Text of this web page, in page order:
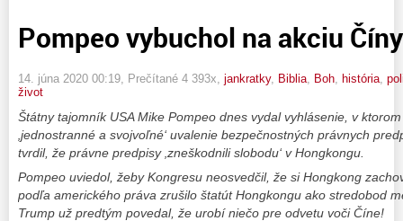
Pompeo vybuchol na akciu
14. júna 2020 00:19 , Prečítané 4 393x, jankratky, Biblia Boh história
život
Štátny tajomník USA Mike Pompeo dnes vydal vyhlásenie, v
‚jednostranné a svojvoľné‘ uvalenie bezpečnostných právnych
tvrdil, že právne predpisy ‚zneškodnili slobodu‘ v Hongkongu.
Pompeo uviedol, žeby Kongresu neosvedčil, že si Hongkong
podľa amerického práva zrušilo štatút Hongkongu ako stredobod
Trump už predtým povedal, že urobí niečo pre odvetu voči Číne!